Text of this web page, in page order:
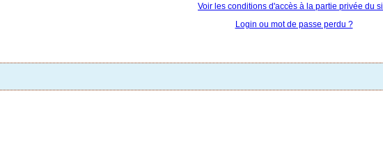
Voir les conditions d'accès à la partie privée du
Login ou mot de passe perdu ?